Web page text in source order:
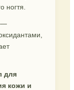
ногтя.
—
для
кожи и